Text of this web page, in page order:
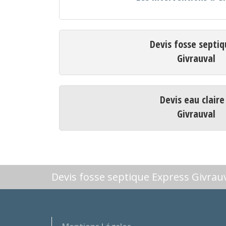
Devis fosse
Givrauval
Devis eau
Givrauval
Devis fosse septique Express